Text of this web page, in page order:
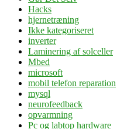
Hacks
hjernetræning
Ikke kategoriseret
inverter
Laminering af solceller
Mbed
microsoft
mobil telefon reparation
mysql
neurofeedback
opvarmning
Pc og labtop hardware